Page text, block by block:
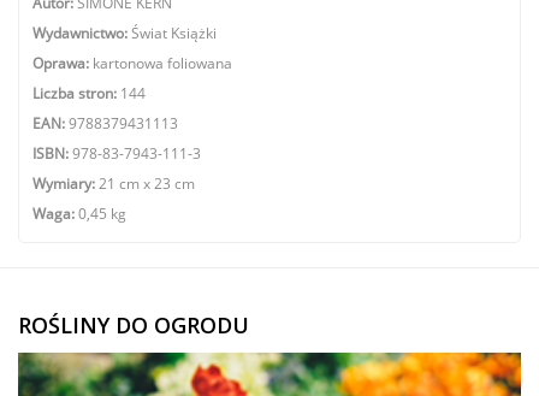
Wydawnictwo:Świat Książki
Oprawa: kartonowa foliowana
Liczba stron: 144
EAN:9788379431113
ISBN:978-83-7943-111-3
Wymiary:21 cm x 23 cm
Waga:0,45 kg
ROŚLINY DO OGRODU